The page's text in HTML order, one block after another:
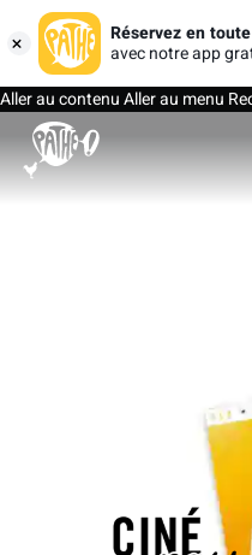
Réservez en
avec notre app
Aller au contenuAller au menu